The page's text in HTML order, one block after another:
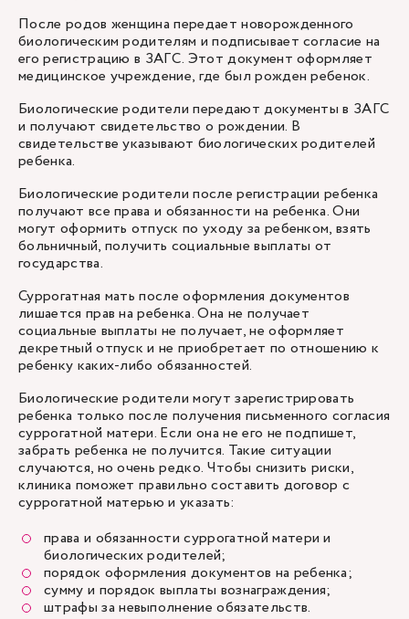
После родов женщина передает новорожденного
биологическим родителям и подписывает согласие на
его регистрацию в ЗАГС. Этот документ оформляет
медицинское учреждение, где был рожден ребенок.
Биологические родители передают документы в ЗАГС
и получают свидетельство о рождении. В
свидетельстве указывают биологических родителей
ребенка.
Биологические родители после регистрации ребенка
получают все права и обязанности на ребенка. Они
могут оформить отпуск по уходу за ребенком, взять
больничный, получить социальные выплаты от
государства.
Суррогатная мать после оформления документов
лишается прав на ребенка. Она не получает
социальные выплаты не получает, не оформляет
декретный отпуск и не приобретает по отношению к
ребенку каких-либо обязанностей.
Биологические родители могут зарегистрировать
ребенка только после получения письменного согласия
суррогатной матери. Если она не его не подпишет,
забрать ребенка не получится. Такие ситуации
случаются, но очень редко. Чтобы снизить риски,
клиника поможет правильно составить договор с
суррогатной матерью и указать:
права и обязанности суррогатной матери и
биологических родителей;
порядок оформления документов на ребенка;
сумму и порядок выплаты вознаграждения;
штрафы за невыполнение обязательств.